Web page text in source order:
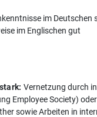
im Deutschen
im Englischen gut
Vernetzung durch
Employee Society) oder
sowie Arbeiten in